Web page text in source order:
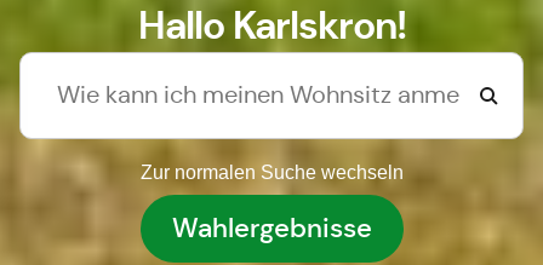
Hallo Karlskron!
Zur normalen Suche wechseln
Wahlergebnisse